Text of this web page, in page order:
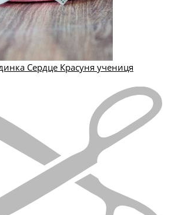
Сердце Красуня учениця